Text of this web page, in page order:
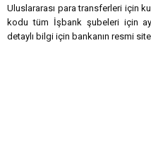
Uluslararası para transferleri için
kodu tüm İşbank şubeleri için
detaylı bilgi için bankanın resmi